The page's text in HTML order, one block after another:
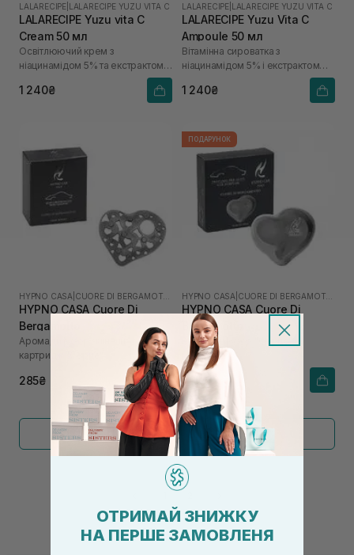
LALARECIPE LALARECIPE YUZU VITA C
LALARECIPE Yuzu vita C
Cream 50 мл
Освітлюючий крем з
ніацинамідом 5% та екстрактом
1 240₴
LALARECIPE LALARECIPE YUZU VITA C
LALARECIPE Yuzu Vita C
Ampoule 50 мл
Вітамінна сироватка з
ніацинамідом 5% і екстрактом
1 240₴
HYPNO CASA CUORE DI BERGAMOTTO
HYPNO CASA Cuore Di
Bergamotto
Аромадифузор змінний
картридж "Серце"
285₴
ПОДАРУНОК
HYPNO CASA CUORE DI BERGAMOTTO
HYPNO CASA Cuore Di
Bergamotto
Аромадифузор "Серце" в
машину
690₴
Показати більше
ОТРИМАЙ ЗНИЖКУ
НА ПЕРШЕ ЗАМОВЛЕНЯ